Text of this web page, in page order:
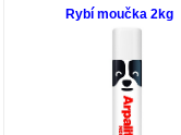
Rybí moučka 2kg